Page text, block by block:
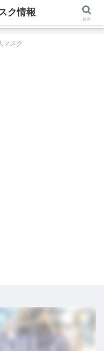
レンドマスク最新情報
マスク
ク情報
検索